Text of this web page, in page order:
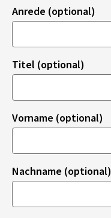
Anrede (optional)
Titel (optional)
Vorname (optional)
Nachname (optional)